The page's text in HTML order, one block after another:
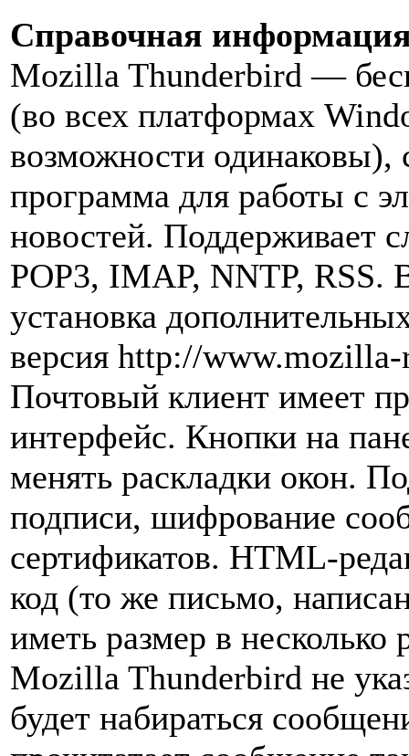
Справочная
Mozilla Thunderbird —
(во всех платформах
возможности одинаковы),
программа для работы с
новостей. Поддерживает
POP3, IMAP, NNTP, RSS.
установка
версия http://
Почтовый клиент имеет
интерфейс. Кнопки на
менять раскладки окон.
подписи, шифрование
сертификатов. HTML-
код (то же письмо,
иметь размер в несколько
Mozilla Thunderbird не
будет набираться